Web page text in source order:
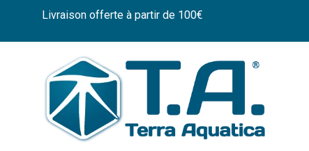
Livraison offerte à partir de 100€